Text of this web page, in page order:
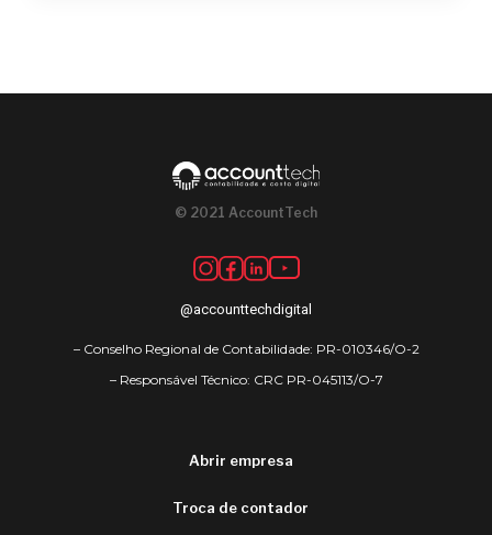
© 2021 AccountTech
@accounttechdigital
– Conselho Regional de Contabilidade: PR-010346/O-2
– Responsável Técnico: CRC PR-045113/O-7
Abrir empresa
Troca de contador